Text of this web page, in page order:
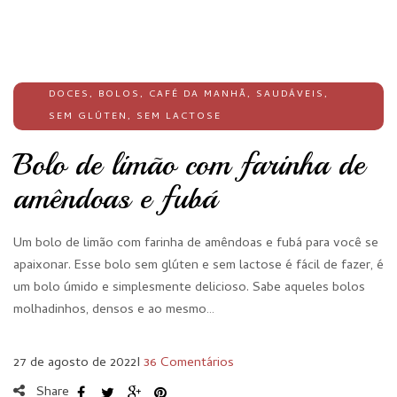
DOCES, BOLOS, CAFÉ DA MANHÃ, SAUDÁVEIS,
SEM GLÚTEN, SEM LACTOSE
Bolo de limão com farinha de
amêndoas e fubá
Um bolo de limão com farinha de amêndoas e fubá para você se
apaixonar. Esse bolo sem glúten e sem lactose é fácil de fazer, é
um bolo úmido e simplesmente delicioso. Sabe aqueles bolos
molhadinhos, densos e ao mesmo…
27 de agosto de 2022I 36 Comentários
Share